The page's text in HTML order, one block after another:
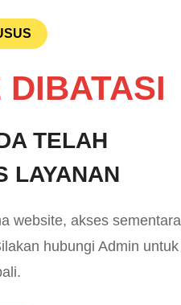
TELAH
LAYANAN
website, akses sementara
hubungi Admin untuk